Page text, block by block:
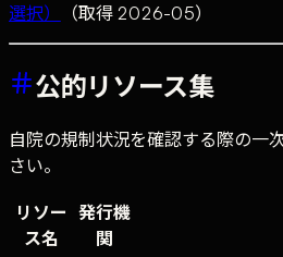
選択）
（取得 2026-05）
公的リソース集
自院の規制状況を確認する際の一
さい。
リソー
ス名
発行機
関